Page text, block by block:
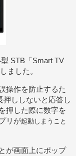
STB「Smart TV
ました。
操作を防止するた
押ししないと応答し
押した際に数字を
リが起動しまうこと
が画面上にポップ